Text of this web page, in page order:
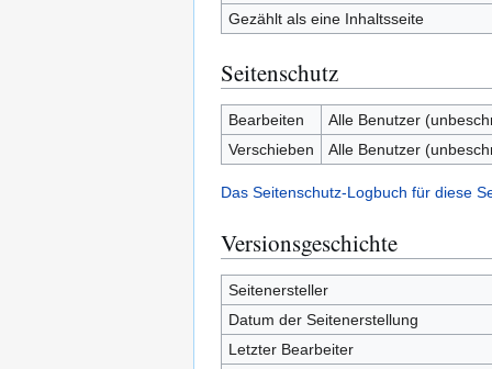
Gezählt als eine Inhaltsseite
Seitenschutz
Bearbeiten
Alle Benutzer
Verschieben
Alle Benutzer
Das Seitenschutz-Logbuch für diese
Versionsgeschichte
Seitenersteller
Datum der Seitenerstellung
Letzter Bearbeiter